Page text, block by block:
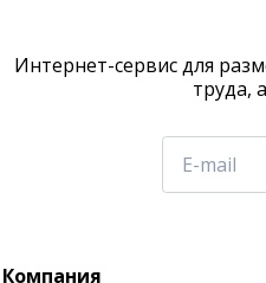
Интернет-сервис для
труда,
Компания